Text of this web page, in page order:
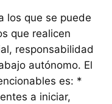
los que se puede
que realicen
responsabilidad
autónomo. El
es: *
a iniciar,